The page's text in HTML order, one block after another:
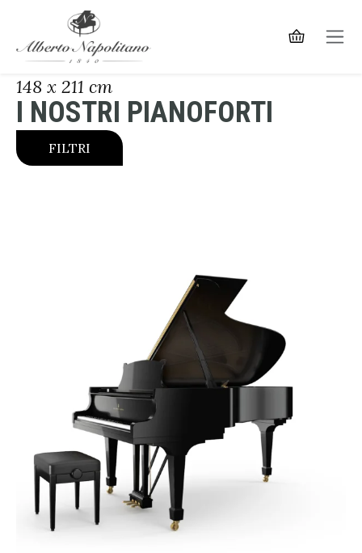
148 x 211 cm
I NOSTRI PIANOFORTI
FILTRI